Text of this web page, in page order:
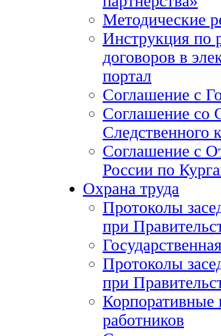
Методические
Инструкция по
договоров в
портал
Соглашение с
Соглашение со
Следственного
Соглашение с
России по
Охрана труда
Протоколы
при
Протоколы
при
Корпоративные
работников